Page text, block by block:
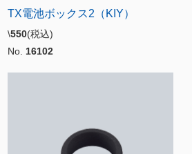
TX電池ボックス2（KIY）
\550(税込)
No. 16102